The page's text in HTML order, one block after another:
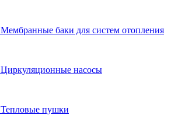
Мембранные баки для систем отопления
Циркуляционные насосы
Тепловые пушки